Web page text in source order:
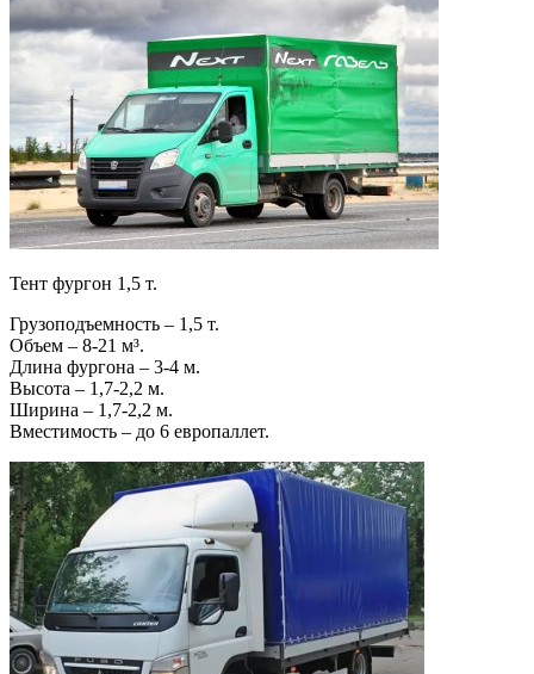
Тент фургон 1,5 т.
Грузоподъемность – 1,5 т.
Объем – 8-21 м³.
Длина фургона – 3-4 м.
Высота – 1,7-2,2 м.
Ширина – 1,7-2,2 м.
Вместимость – до 6 европаллет.